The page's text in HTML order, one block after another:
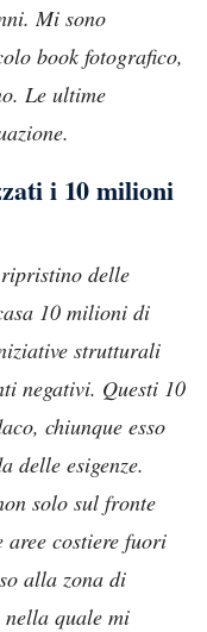
Mi sono
book fotografico,
Le ultime
i 10 milioni
delle
10 milioni di
strutturali
negativi. Questi 10
chiunque esso
delle esigenze.
solo sul fronte
aree costiere fuori
alla zona di
quale mi